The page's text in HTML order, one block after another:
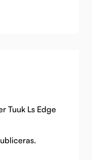
Tuuk Ls Edge